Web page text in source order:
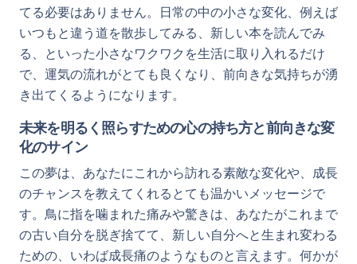
てる必要はありません。日常の中の小さな変化、例えば
いつもと違う道を散歩してみる、新しい本を読んでみ
る、といった小さなワクワクを生活に取り入れるだけ
で、運気の流れがとても良くなり、前向きな気持ちが湧
き出てくるようになります。
未来を明るく照らすための心の持ち方と前向きな変
化のサイン
この夢は、あなたにこれから訪れる素敵な変化や、成長
のチャンスを教えてくれるとても温かいメッセージで
す。鳥に指を噛まれた痛みや驚きは、あなたがこれまで
の古い自分を脱ぎ捨てて、新しい自分へと生まれ変わる
ための、いわば成長痛のようなものと言えます。何かが